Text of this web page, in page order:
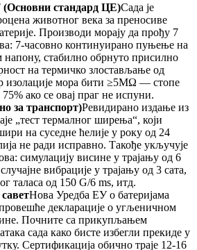
(Основни стандард ЦЕ)Сада је
животног века за преносиве
Производи морају да прођу 7
7-часовно континуирано пуњење на
стабилно обрнуто присилно
на термичко злостављање од
изолације мора бити ≥5MΩ — стопе
ако се овај праг не испуни.
за транспорт)Ревидирано издање из
„тест термалног ширења“, који
на суседне ћелије у року од 24
не ради исправно. Такође укључује
симулацију висине у трајању од 6
вибрације у трајању од 3 сата,
таласа од 150 G/6 ms, итд.
Нова Уредба ЕУ о батеријама
декларације о угљеничном
Почните са прикупљањем
сада како бисте избегли прекиде у
Сертификација обично траје 12-16